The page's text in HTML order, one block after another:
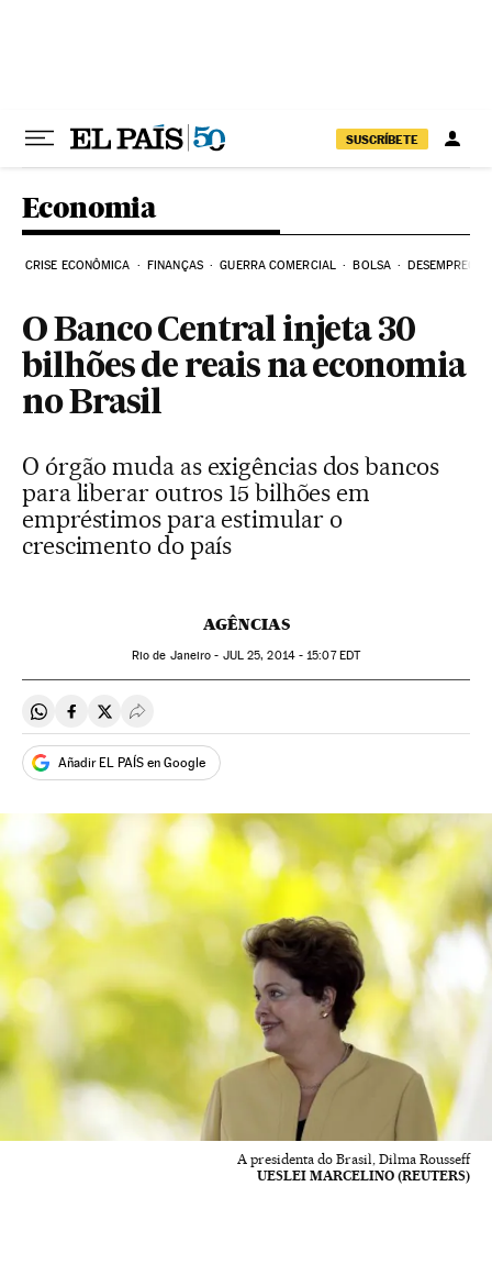
SUSCRÍBETE
Economia
CRISE ECONÔMICA FINANÇAS GUERRA COMERCIAL BOLSA DESEMPREGO
O Banco Central injeta 30
bilhões de reais na economia
no Brasil
O órgão muda as exigências dos bancos
para liberar outros 15 bilhões em
empréstimos para estimular o
crescimento do país
AGÊNCIAS
Rio de Janeiro - JUL25, 2014 - 15:07EDT
Compartir en Whatsapp
Compartir en Facebook
Compartir en Twitter
Desplegar Redes Sociales
Añadir EL PAÍS en Google
A presidenta do Brasil, Dilma Rousseff
UESLEI MARCELINO (REUTERS)